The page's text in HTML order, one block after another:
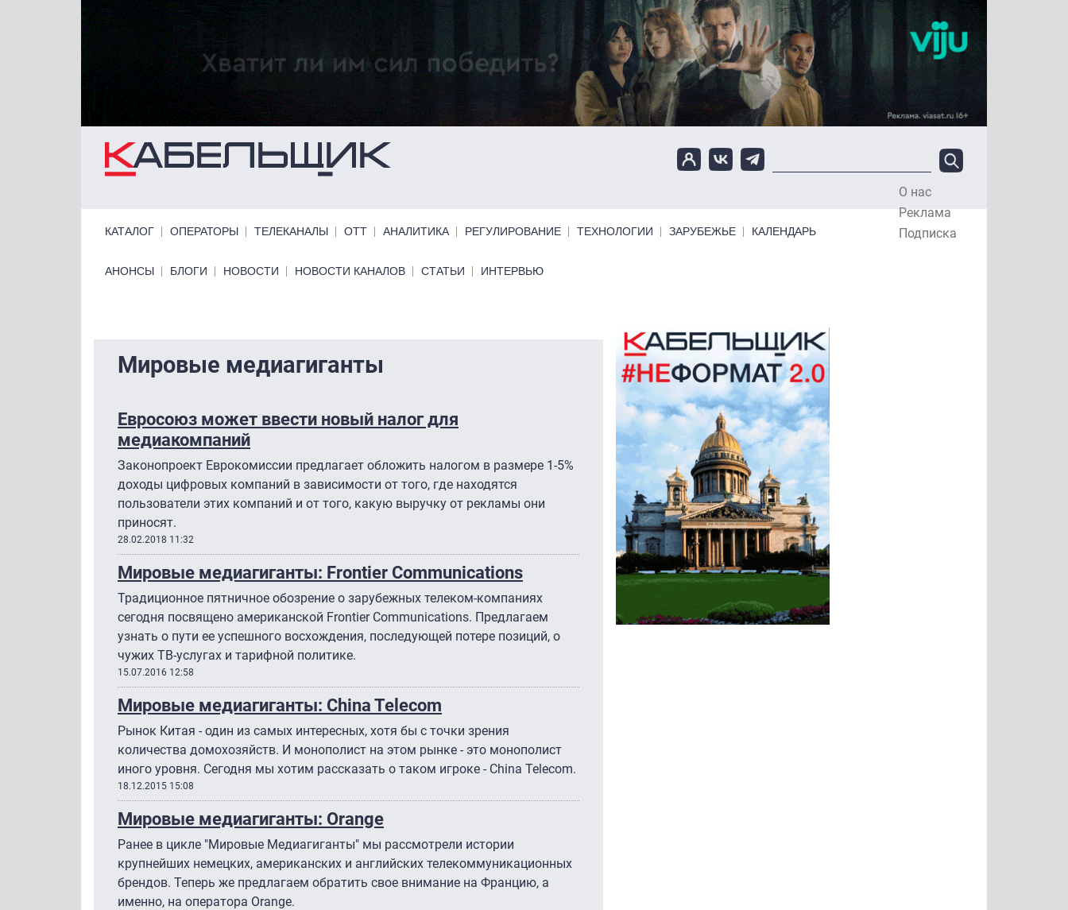
О нас
Реклама
Подписка
КАТАЛОГ ОПЕРАТОРЫ ТЕЛЕКАНАЛЫ ОТТ АНАЛИТИКА РЕГУЛИРОВАНИЕ ТЕХНОЛОГИИ ЗАРУБЕЖЬЕ КАЛЕНДАРЬ
Primary links bottom
АНОНСЫ БЛОГИ НОВОСТИ НОВОСТИ КАНАЛОВ СТАТЬИ ИНТЕРВЬЮ
Мировые медиагиганты
Евросоюз может ввести новый налог для
медиакомпаний
Законопроект Еврокомиссии предлагает обложить налогом в размере 1-5%
доходы цифровых компаний в зависимости от того, где находятся
пользователи этих компаний и от того, какую выручку от рекламы они
приносят.
28.02.2018 11:32
Мировые медиагиганты: Frontier Communications
Традиционное пятничное обозрение о зарубежных телеком-компаниях
сегодня посвящено американской Frontier Communications. Предлагаем
узнать о пути ее успешного восхождения, последующей потере позиций, о
чужих ТВ-услугах и тарифной политике.
15.07.2016 12:58
Мировые медиагиганты: China Telecom
Рынок Китая - один из самых интересных, хотя бы с точки зрения
количества домохозяйств. И монополист на этом рынке - это монополист
иного уровня. Сегодня мы хотим рассказать о таком игроке - Сhina Telecom.
18.12.2015 15:08
Мировые медиагиганты: Orange
Ранее в цикле "Мировые Медиагиганты" мы рассмотрели истории
крупнейших немецких, американских и английских телекоммуникационных
брендов. Теперь же предлагаем обратить свое внимание на Францию, а
именно, на оператора Orange.